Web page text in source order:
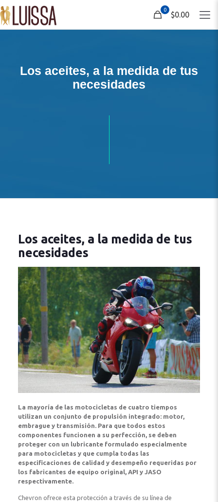
0
$0.00
Los aceites, a la medida de tus
necesidades
Los aceites, a la medida de tus
necesidades
La mayoría de las motocicletas de cuatro tiempos
utilizan un conjunto de propulsión integrado: motor,
embrague y transmisión. Para que todos estos
componentes funcionen a su perfección, se deben
proteger con un lubricante formulado especialmente
para motocicletas y que cumpla todas las
especificaciones de calidad y desempeño requeridas por
los fabricantes de equipo original, API y JASO
respectivamente.
Chevron ofrece esta protección a través de su línea de